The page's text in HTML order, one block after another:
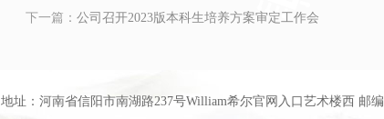
下一篇： 公司召开2023版本科生培养方案审定工作会
地址：河南省信阳市南湖路237号William希尔官网入口艺术楼西 邮编